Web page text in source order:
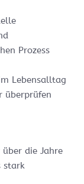
Prozess
Lebensalltag
überprüfen
die Jahre
stark